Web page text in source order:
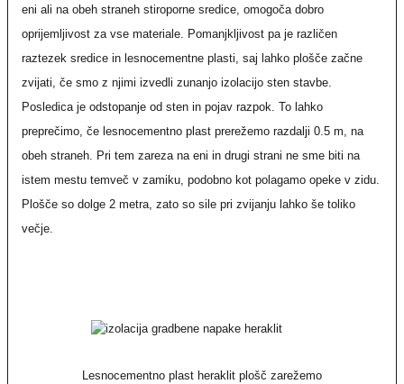
eni ali na obeh straneh stiroporne sredice, omogoča dobro
oprijemljivost za vse materiale. Pomanjkljivost pa je različen
raztezek sredice in lesnocementne plasti, saj lahko plošče začne
zvijati, če smo z njimi izvedli zunanjo izolacijo sten stavbe.
Posledica je odstopanje od sten in pojav razpok. To lahko
preprečimo, če lesnocementno plast prerežemo razdalji 0.5 m, na
obeh straneh. Pri tem zareza na eni in drugi strani ne sme biti na
istem mestu temveč v zamiku, podobno kot polagamo opeke v zidu.
Plošče so dolge 2 metra, zato so sile pri zvijanju lahko še toliko
večje.
Lesnocementno plast heraklit plošč zarežemo